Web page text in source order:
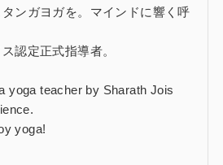
ンガヨガを。マインドに響く呼
認定正式指導者。
yoga teacher by Sharath Jois
yoga!